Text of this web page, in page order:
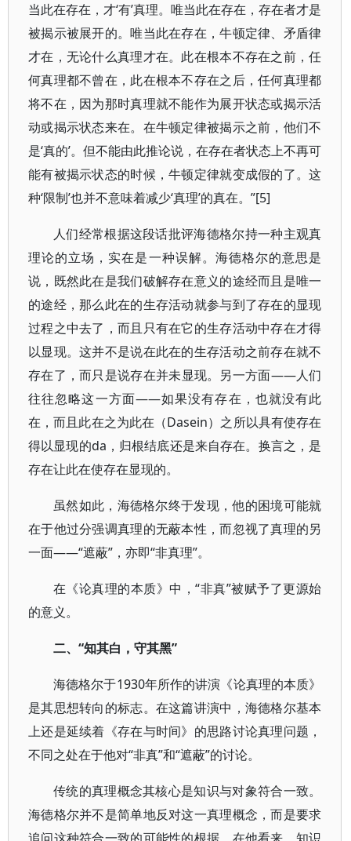
当此在存在，才‘有’真理。唯当此在存在，存在者才是
被揭示被展开的。唯当此在存在，牛顿定律、矛盾律
才在，无论什么真理才在。此在根本不存在之前，任
何真理都不曾在，此在根本不存在之后，任何真理都
将不在，因为那时真理就不能作为展开状态或揭示活
动或揭示状态来在。在牛顿定律被揭示之前，他们不
是‘真的’。但不能由此推论说，在存在者状态上不再可
能有被揭示状态的时候，牛顿定律就变成假的了。这
种‘限制’也并不意味着减少‘真理’的真在。”[5]
人们经常根据这段话批评海德格尔持一种主观真
理论的立场，实在是一种误解。海德格尔的意思是
说，既然此在是我们破解存在意义的途经而且是唯一
的途经，那么此在的生存活动就参与到了存在的显现
过程之中去了，而且只有在它的生存活动中存在才得
以显现。这并不是说在此在的生存活动之前存在就不
存在了，而只是说存在并未显现。另一方面――人们
往往忽略这一方面――如果没有存在，也就没有此
在，而且此在之为此在（Dasein）之所以具有使存在
得以显现的da，归根结底还是来自存在。换言之，是
存在让此在使存在显现的。
虽然如此，海德格尔终于发现，他的困境可能就
在于他过分强调真理的无蔽本性，而忽视了真理的另
一面――“遮蔽”，亦即“非真理”。
在《论真理的本质》中，“非真”被赋予了更源始
的意义。
二、“知其白，守其黑”
海德格尔于1930年所作的讲演《论真理的本质》
是其思想转向的标志。在这篇讲演中，海德格尔基本
上还是延续着《存在与时间》的思路讨论真理问题，
不同之处在于他对“非真”和“遮蔽”的讨论。
传统的真理概念其核心是知识与对象符合一致。
海德格尔并不是简单地反对这一真理概念，而是要求